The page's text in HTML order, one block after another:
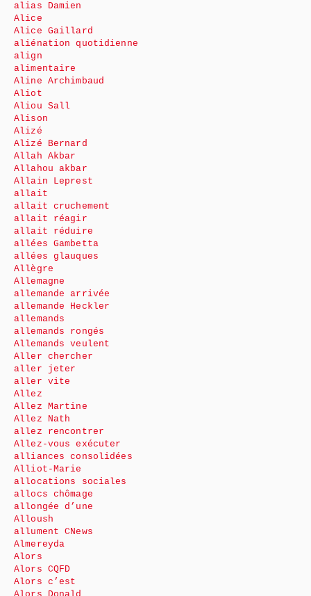
alias Damien
Alice
Alice Gaillard
aliénation quotidienne
align
alimentaire
Aline Archimbaud
Aliot
Aliou Sall
Alison
Alizé
Alizé Bernard
Allah Akbar
Allahou akbar
Allain Leprest
allait
allait cruchement
allait réagir
allait réduire
allées Gambetta
allées glauques
Allègre
Allemagne
allemande arrivée
allemande Heckler
allemands
allemands rongés
Allemands veulent
Aller chercher
aller jeter
aller vite
Allez
Allez Martine
Allez Nath
allez rencontrer
Allez-vous exécuter
alliances consolidées
Alliot-Marie
allocations sociales
allocs chômage
allongée d’une
Alloush
allument CNews
Almereyda
Alors
Alors CQFD
Alors c’est